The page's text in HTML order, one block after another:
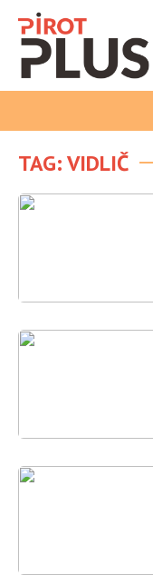
TAG: VIDLIČ